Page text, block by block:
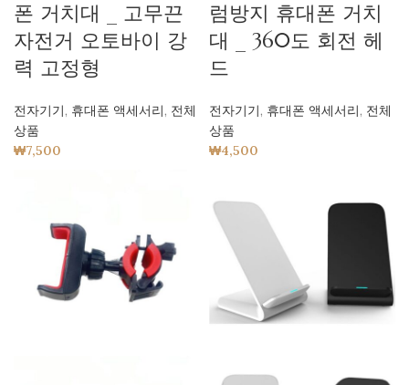
폰 거치대 _ 고무끈
자전거 오토바이 강
력 고정형
전자기기, 휴대폰 액세서리, 전체
상품
₩7,500
럼방지 휴대폰 거치
대 _ 360도 회전 헤
드
전자기기, 휴대폰 액세서리, 전체
상품
₩4,500